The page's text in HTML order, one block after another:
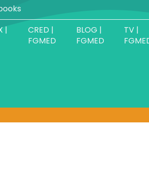
|
CRED |
FGMED
BLOG |
FGMED
TV |